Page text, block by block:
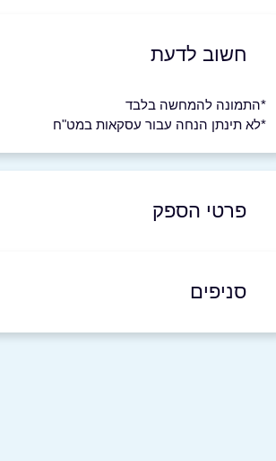
חשוב לדעת
*התמונה להמחשה בלבד
*לא תינתן הנחה עבור עסקאות במט"ח
פרטי הספק
סניפים
באר יעקב